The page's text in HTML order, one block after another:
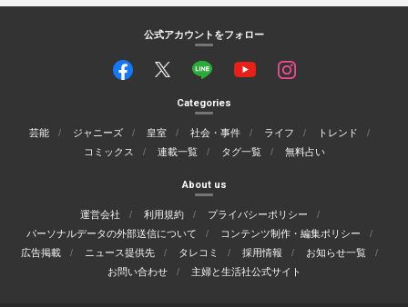
公式アカウントをフォロー
Categories
芸能 ジャニーズ 皇室 社会・事件 ライフ
トレンド
コミックス
連載一覧 タグ一覧 無料占い
About us
運営会社 利用規約
プライバシーポリシー
パーソナルデータの外部送信について
コンテンツ制作・編集ポリシー
広告掲載
ニュース提供先 タレコミ 採用情報
お知らせ一覧
お問い合わせ
主婦と生活社公式サイト